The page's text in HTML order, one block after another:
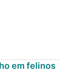
em felinos